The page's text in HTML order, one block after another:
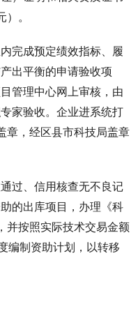
。
完成预定绩效指标、履
出平衡的申请验收项
管理中心网上审核，由
家验收。企业进系统打
章，经区县市科技局盖章
过、信用核查无不良记
的出库项目，办理《科
并按照实际技术交易金额
编制资助计划，以转移